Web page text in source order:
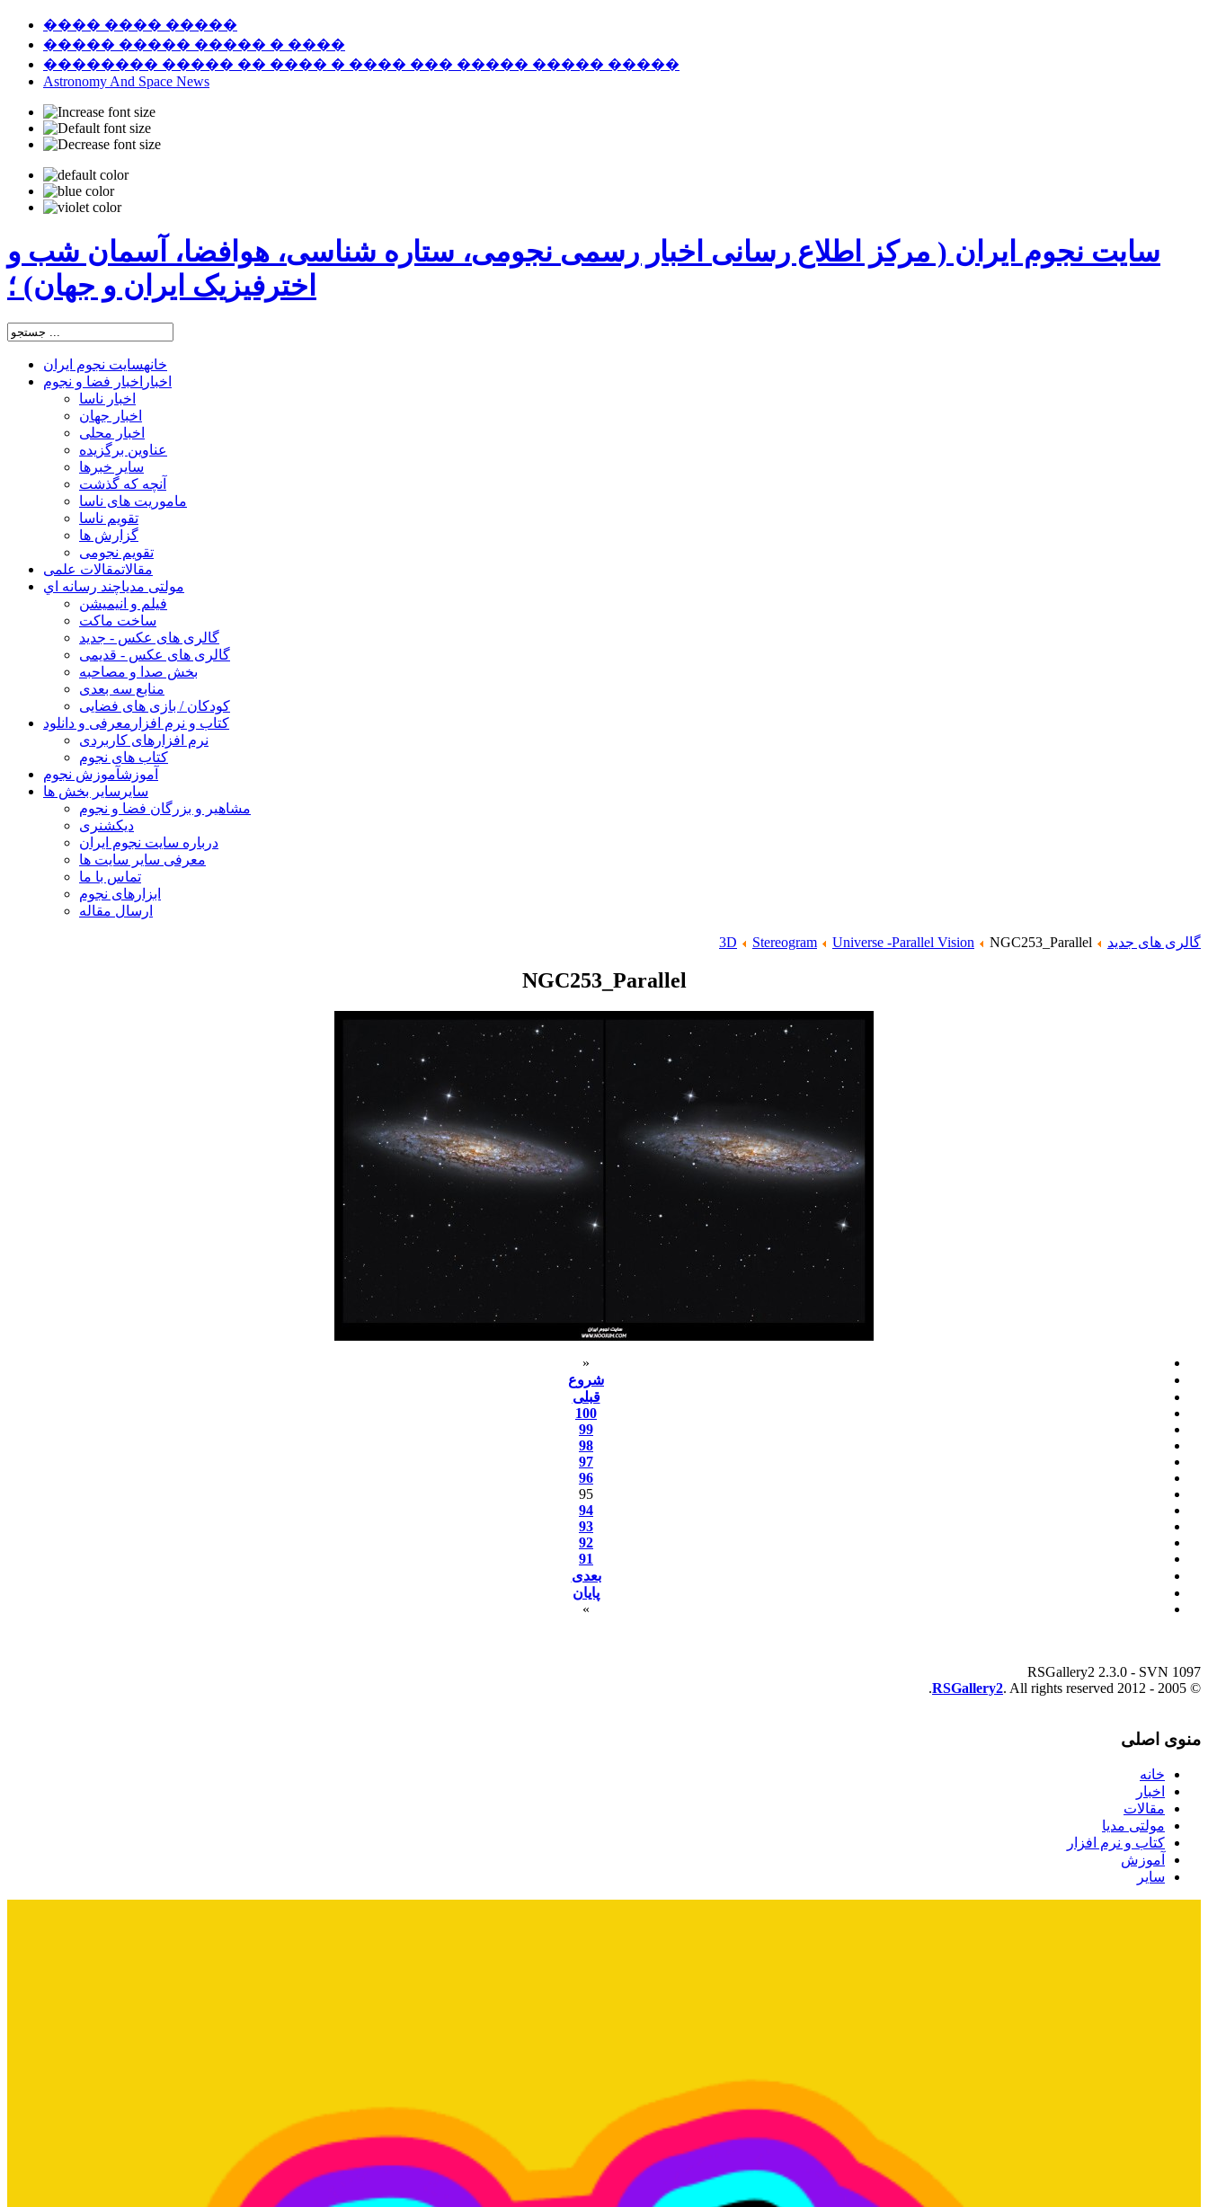
���� ���� �����
����� ����� ����� � ����
�������� ����� �� ���� � ���� ��� ����� ����� �����
Astronomy And Space News
سایت نجوم ایران ( مرکز اطلاع رسانی اخبار رسمی نجومی، ستاره شناسی، هوافضا، آسمان شب و
اخترفیزیک ایران و جهان) ؛
خانهسایت نجوم ایران
اخبار اخبار فضا و نجوم
اخبار ناسا
اخبار جهان
اخبار محلی
عناوین برگزیده
سایر خبرها
آنچه که گذشت
ماموریت های ناسا
تقویم ناسا
گزارش ها
تقویم نجومی
مقالاتمقالات علمی
مولتی مدیاچند رسانه اي
فیلم و انیمیشن
ساخت ماکت
گالری های عکس - جدید
گالری های عکس - قدیمی
بخش صدا و مصاحبه
منابع سه بعدی
کودکان / بازی های فضایی
کتاب و نرم افزار معرفی و دانلود
نرم افزارهای کاربردی
کتاب های نجوم
آموزشآموزش نجوم
سایر سایر بخش ها
مشاهیر و بزرگان فضا و نجوم
دیکشنری
درباره سایت نجوم ایران
معرفی سایر سایت ها
تماس با ما
ابزارهای نجوم
ارسال مقاله
گالری های جدید 3D Stereogram Universe -Parallel Vision NGC253_Parallel
NGC253_Parallel
«
شروع
قبلی
100
99
98
97
96
95
94
93
92
91
بعدی
پایان
»
RSGallery2 2.3.0 - SVN 1097
© 2005 - 2012
RSGallery2. All rights reserved.
منوی اصلی
خانه
اخبار
مقالات
مولتی مدیا
کتاب و نرم افزار
آموزش
سایر